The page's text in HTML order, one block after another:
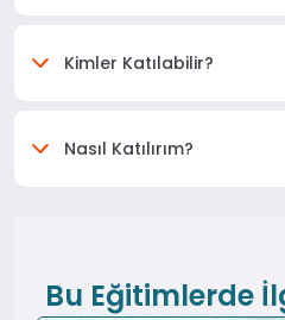
Kimler Katılabilir?
Nasıl Katılırım?
Bu Eğitimlerde